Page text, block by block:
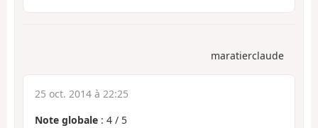
maratierclaude
25 oct. 2014 à 22:25
Note globale : 4 / 5